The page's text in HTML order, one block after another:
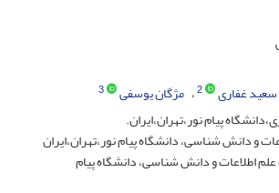
سعید غفاری 2 مژگان یوسفی
3
پیام نور،تهران،ایران.
و دانش شناسی، دانشگاه پیام نور،تهران،ایران
اطلاعات و دانش شناسی، دانشگاه پیام